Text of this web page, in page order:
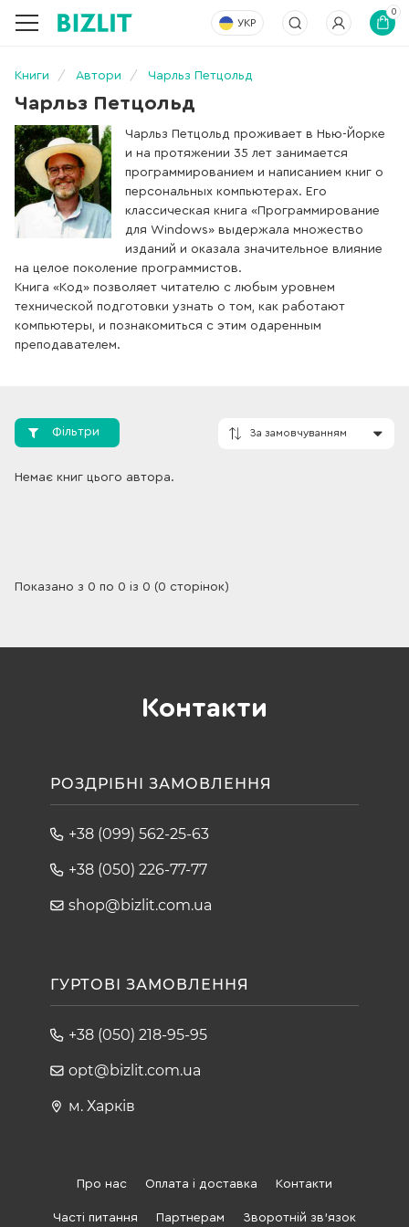
УКР
0
Книги Автори Чарльз Петцольд
Чарльз Петцольд
Чарльз Петцольд проживает в Нью-Йорке
и на протяжении 35 лет занимается
программированием и написанием книг о
персональных компьютерах. Его
классическая книга «Программирование
для Windows» выдержала множество
изданий и оказала значительное влияние
на целое поколение программистов.
Книга «Код» позволяет читателю с любым уровнем
технической подготовки узнать о том, как работают
компьютеры, и познакомиться с этим одаренным
преподавателем.
Фільтри
Немає книг цього автора.
Показано з 0 по 0 із 0 (0 сторінок)
Контакти
РОЗДРІБНІ ЗАМОВЛЕННЯ
+38 (099) 562-25-63
+38 (050) 226-77-77
shop@bizlit.com.ua
ГУРТОВІ ЗАМОВЛЕННЯ
+38 (050) 218-95-95
opt@bizlit.com.ua
м. Харків
Про нас Оплата і доставка Контакти
Часті питання Партнерам Зворотній зв'язок